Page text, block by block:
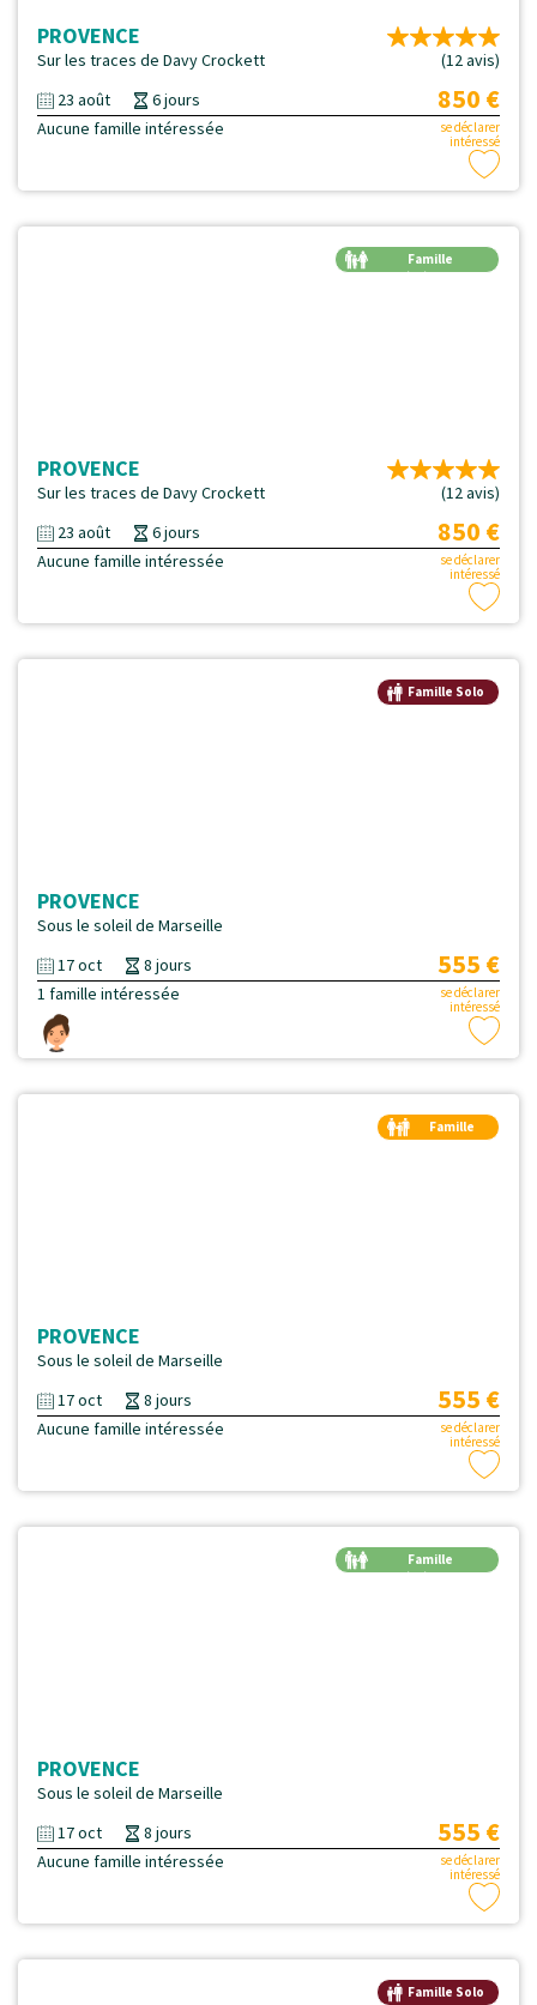
PROVENCE
Sur les traces de Davy Crockett
(12 avis)
23 août
6 jours 850 €
Aucune famille intéressée
se déclarer
intéressé
Famille
PROVENCE
Sur les traces de Davy Crockett
(12 avis)
23 août
6 jours 850 €
Aucune famille intéressée
se déclarer
intéressé
Famille Solo
PROVENCE
Sous le soleil de Marseille
17 oct
8 jours 555 €
1 famille intéressée
se déclarer
intéressé
Famille
PROVENCE
Sous le soleil de Marseille
17 oct
8 jours 555 €
Aucune famille intéressée
se déclarer
intéressé
Famille
PROVENCE
Sous le soleil de Marseille
17 oct
8 jours 555 €
Aucune famille intéressée
se déclarer
intéressé
Famille Solo